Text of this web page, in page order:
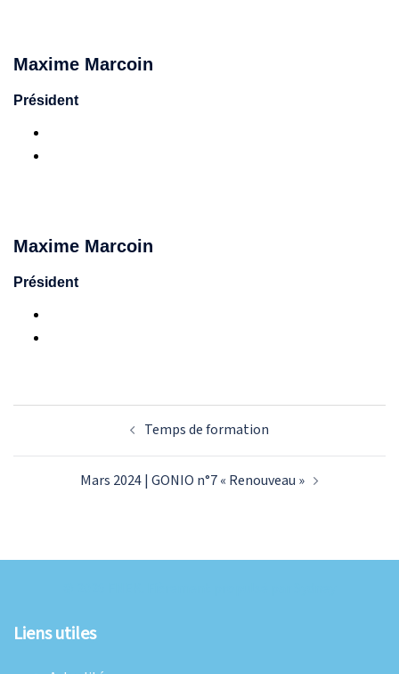
Maxime Marcoin
Président
Maxime Marcoin
Président
Temps de formation
Mars 2024 | GONIO n°7 « Renouveau »
Liens utiles